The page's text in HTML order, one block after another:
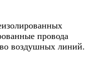
провода
воздушных линий.